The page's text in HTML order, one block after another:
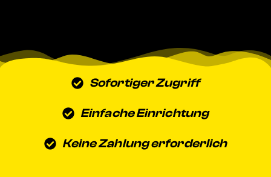
Sofortiger Zugriff
Einfache Einrichtung
Keine Zahlung erforderlich